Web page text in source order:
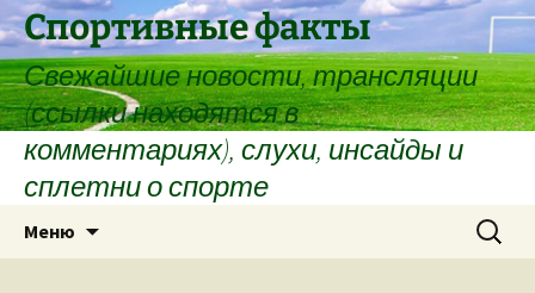
Спортивные факты
Свежайшие новости, трансляции
(ссылки находятся в
комментариях), слухи, инсайды и
сплетни о спорте
Меню Найти: